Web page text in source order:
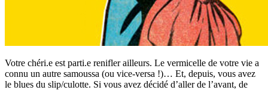
Votre chéri.e est parti.e renifler ailleurs. Le vermicelle de votre vie a
connu un autre samoussa (ou vice-versa !)… Et, depuis, vous avez
le blues du slip/culotte. Si vous avez décidé d’aller de l’avant, de